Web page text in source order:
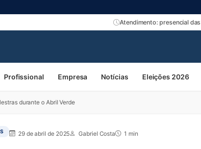
Atendimento: presencial
Profissional Empresa Notícias Eleições 2026
durante o Abril Verde
29 de abril de 2025 Gabriel Costa 1 min